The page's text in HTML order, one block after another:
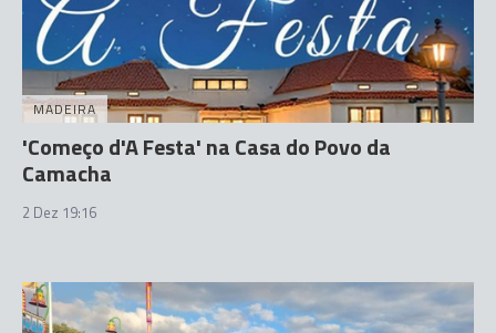
MADEIRA
'Começo d'A Festa' na Casa do Povo da
Camacha
2 Dez 19:16